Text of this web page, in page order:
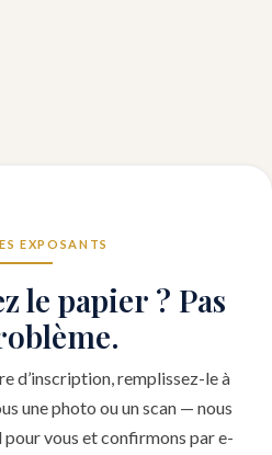
EXPOSANTS
le papier ? Pas
d’inscription, remplissez-le à
une photo ou un scan — nous
vous et confirmons par e-